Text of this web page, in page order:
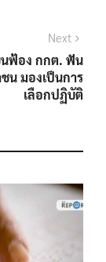
Next
post:
นฟ้อง กกต. ฟัน
น มองเป็นการ
เลือกปฏิบัติ